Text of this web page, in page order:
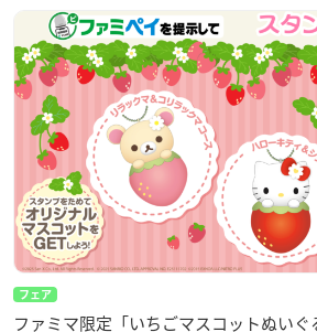
フェア
ファミマ限定「いちごマスコットぬい